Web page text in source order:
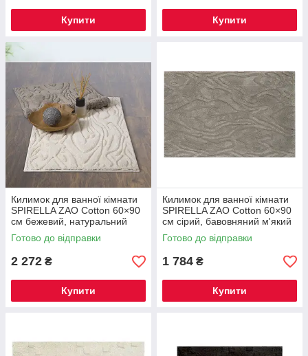
Купити Купити
Килимок для ванної кімнати
SPIRELLA ZAO Cotton 60×90
см бежевий, натуральний
бавовняний килимок з
антиковзною основою
Готово до відправки
2 272 ₴
Купити
Килимок для ванної кімнати
SPIRELLA ZAO Cotton 60×90
см сірий, бавовняний м'який
килимок з антиковзною
основою
Готово до відправки
1 784 ₴
Купити